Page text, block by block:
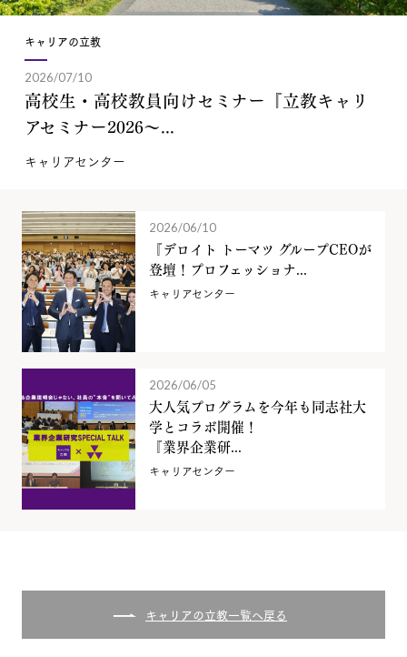
キャリアの立教
2026/07/10
高校生・高校教員向けセミナー『立教キャリ
アセミナー2026～...
キャリアセンター
2026/06/10
『デロイト トーマツ グループCEOが
登壇！プロフェッショナ...
キャリアセンター
2026/06/05
大人気プログラムを今年も同志社大
学とコラボ開催！
『業界企業研...
キャリアセンター
キャリアの立教一覧へ戻る